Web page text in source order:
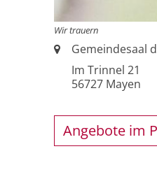
Wir trauern
Ort:Gemeindesaal
Im Trinnel 21
56727 Mayen
Angebote im